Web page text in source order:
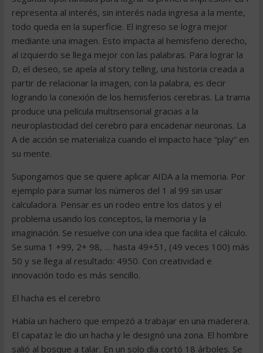
representa al interés, sin interés nada ingresa a la mente,
todo queda en la superficie. El ingreso se logra mejor
mediante una imagen. Esto impacta al hemisferio derecho,
al izquierdo se llega mejor con las palabras. Para lograr la
D, el deseo, se apela al story telling, una historia creada a
partir de relacionar la imagen, con la palabra, es decir
logrando la conexión de los hemisferios cerebras. La trama
produce una película multisensorial gracias a la
neuroplasticidad del cerebro para encadenar neuronas. La
A de acción se materializa cuando el impacto hace “play” en
su mente.
Supongamos que se quiere aplicar AIDA a la memoria. Por
ejemplo para sumar los números del 1 al 99 sin usar
calculadora. Pensar es un rodeo entre los datos y el
problema usando los conceptos, la memoria y la
imaginación. Se resuelve con una idea que facilita el cálculo.
Se suma 1 +99, 2+ 98, … hasta 49+51, (49 veces 100) más
50 y se llega al resultado: 4950. Con creatividad e
innovación todo es más sencillo.
El hacha es el cerebro
Había un hachero que empezó a trabajar en una maderera.
El capataz le dio un hacha y le designó una zona. El hombre
salió al bosque a talar. En un solo día cortó 18 árboles. Se